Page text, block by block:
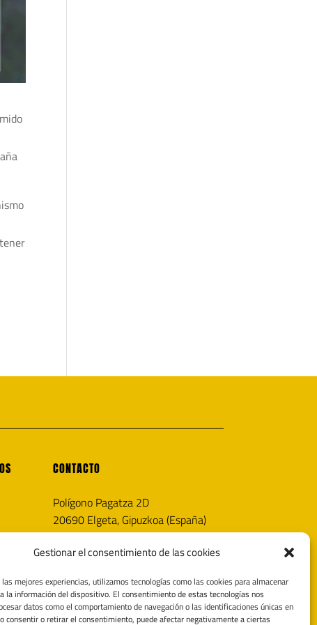
Gestionar el consentimiento de las cookies
las mejores experiencias, utilizamos tecnologías como las cookies para almacenar
la información del dispositivo. El consentimiento de estas tecnologías nos
datos como el comportamiento de navegación o las identificaciones únicas en
consentir o retirar el consentimiento, puede afectar negativamente a ciertas
CONTACTO
Polígono Pagatza 2D
20690 Elgeta, Gipuzkoa (España)
info@noricaairguns.com